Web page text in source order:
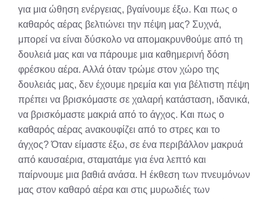
για μια ώθηση ενέργειας, βγαίνουμε έξω. Και πως ο
καθαρός αέρας βελτιώνει την πέψη μας? Συχνά,
μπορεί να είναι δύσκολο να απομακρυνθούμε από τη
δουλειά μας και να πάρουμε μια καθημερινή δόση
φρέσκου αέρα. Αλλά όταν τρώμε στον χώρο της
δουλειάς μας, δεν έχουμε ηρεμία και για βέλτιστη πέψη
πρέπει να βρισκόμαστε σε χαλαρή κατάσταση, ιδανικά,
να βρισκόμαστε μακριά από το άγχος. Και πως ο
καθαρός αέρας aνακουφίζει από το στρες και το
άγχος? Όταν είμαστε έξω, σε ένα περιβάλλον μακρυά
από καυσαέρια, σταματάμε για ένα λεπτό και
παίρνουμε μια βαθιά ανάσα. Η έκθεση των πνευμόνων
μας στον καθαρό αέρα και στις μυρωδιές των